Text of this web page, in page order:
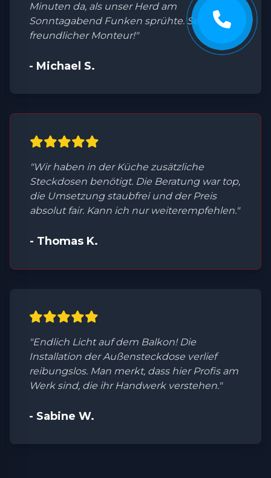
Minuten da, als unser Herd am
Sonntagabend Funken sprühte. Sehr
freundlicher Monteur!"
- Michael S.
"Wir haben in der Küche zusätzliche
Steckdosen benötigt. Die Beratung war top,
die Umsetzung staubfrei und der Preis
absolut fair. Kann ich nur weiterempfehlen."
- Thomas K.
"Endlich Licht auf dem Balkon! Die
Installation der Außensteckdose verlief
reibungslos. Man merkt, dass hier Profis am
Werk sind, die ihr Handwerk verstehen."
- Sabine W.